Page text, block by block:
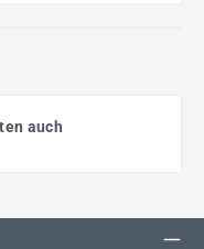
auch